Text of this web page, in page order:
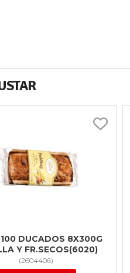
DUCADOS 8X300G
Y FR.SECOS(6020)
(2604406)